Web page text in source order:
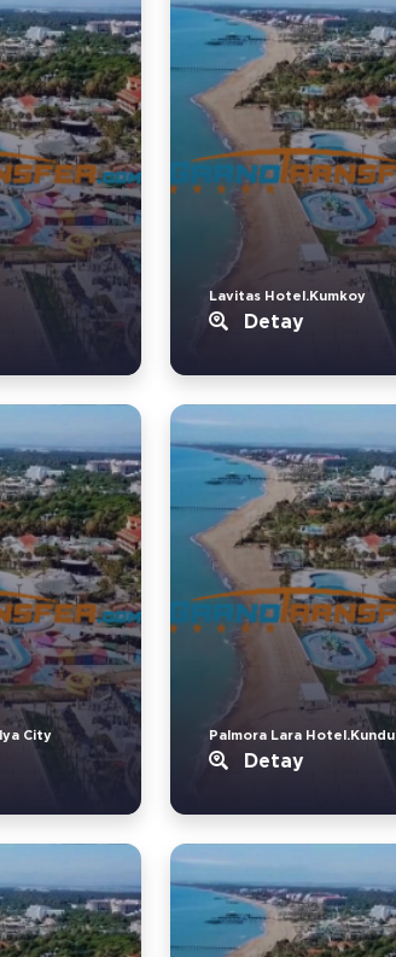
Lavitas Hotel.Kumkoy
Detay
City Palmora Lara Hotel.Kundu
Detay